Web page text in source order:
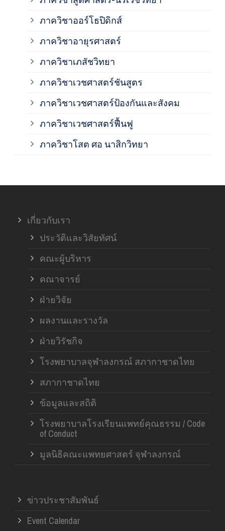
ภาควิชาออร์โธปิดิกส์
ภาควิชาอายุรศาสตร์
ภาควิชาเภสัชวิทยา
ภาควิชาเวชศาสตร์ชันสูตร
ภาควิชาเวชศาสตร์ป้องกันและสังคม
ภาควิชาเวชศาสตร์ฟื้นฟู
ภาควิชาโสต ศอ นาสิกวิทยา
เกี่ยวกับเรา
ประวัติและวิสัยทัศน์
คณะผู้บริหาร
คณาจารย์
ฝ่ายวิจัย
ผลงานและรางวัล
ฝ่ายวิรัชกิจ
โรงพยาบาลจุฬาลงกรณ์ สภากาชาดไทย
สภากาชาดไทย
ข้อมูลและสถิติ
โรงพยาบาลโรงเรียนแพทย์คุณธรรม / Code
of Conduct
มูลนิธิคณะแพทยศาสตร์ จุฬาลงกรณ์
ข่าวประชาสัมพันธ์
Event Calendar